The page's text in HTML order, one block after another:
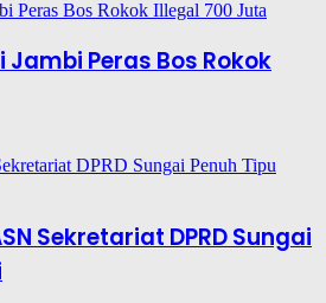
Jambi Peras Bos Rokok
Sekretariat DPRD Sungai